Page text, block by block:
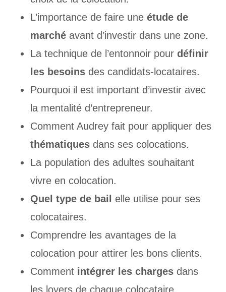
L’importance de faire une étude de
marchéavant d’investir dans une zone.
La technique de l’entonnoir pour définir
les besoinsdes candidats-locataires.
Pourquoi il est important d’investir avec
la mentalité d’entrepreneur.
Comment Audrey fait pour appliquer des
thématiquesdans ses colocations.
La population des adultes souhaitant
vivre en colocation.
Quel type de bail elle utilise pour ses
colocataires.
Comprendre les avantages de la
colocation pour attirer les bons clients.
Comment intégrer les chargesdans
les loyers de chaque colocataire.